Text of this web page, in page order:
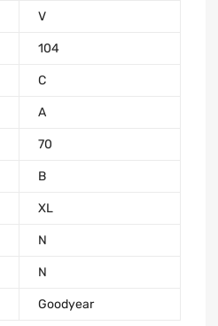
V
104
C
A
70
B
XL
N
N
Goodyear